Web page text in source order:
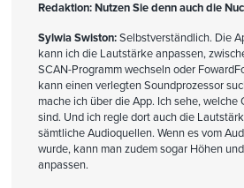
Redaktion: Nutzen Sie denn auch die
Sylwia Swiston:Selbstverständlich. Die
kann ich die Lautstärke anpassen,
SCAN-Programm wechseln oder
kann einen verlegten Soundprozessor
mache ich über die App. Ich sehe,
sind. Und ich regle dort auch die
sämtliche Audioquellen. Wenn es vom
wurde, kann man zudem sogar Höhen
anpassen.